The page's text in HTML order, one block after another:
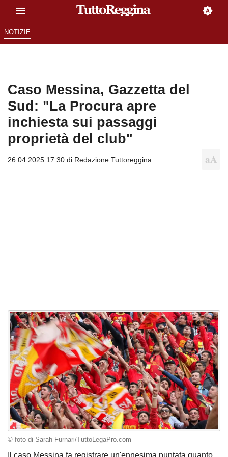
NOTIZIE
Caso Messina, Gazzetta del
Sud: "La Procura apre
inchiesta sui passaggi
proprietà del club"
26.04.2025 17:30 di Redazione Tuttoreggina
© foto di Sarah Furnari/TuttoLegaPro.com